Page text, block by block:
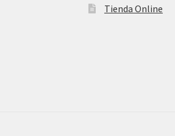
Tienda Online